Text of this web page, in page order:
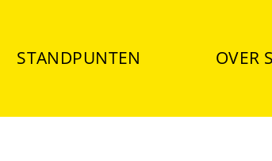
STANDPUNTEN OVER